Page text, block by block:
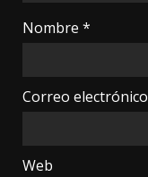
Nombre *
Correo electrónico
Web